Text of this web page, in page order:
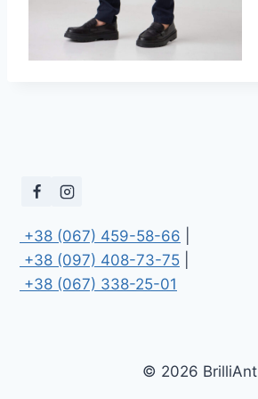
+38 (067) 459-58-66
+38 (097) 408-73-75
+38 (067) 338-25-01
© 2026 BrilliAnt